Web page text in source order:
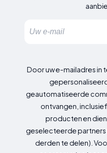
Door uw e-mailadres in
geautomatiseerde
ontvangen,
producten en
geselecteerde partners
derden te delen).